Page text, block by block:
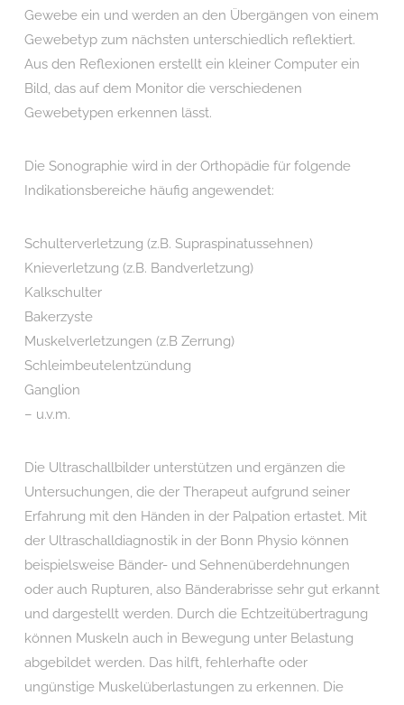
Gewebe ein und werden an den Übergängen von einem
Gewebetyp zum nächsten unterschiedlich reflektiert.
Aus den Reflexionen erstellt ein kleiner Computer ein
Bild, das auf dem Monitor die verschiedenen
Gewebetypen erkennen lässt.
Die Sonographie wird in der Orthopädie für folgende
Indikationsbereiche häufig angewendet:
Schulterverletzung (z.B. Supraspinatussehnen)
Knieverletzung (z.B. Bandverletzung)
Kalkschulter
Bakerzyste
Muskelverletzungen (z.B Zerrung)
Schleimbeutelentzündung
Ganglion
– u.v.m.
Die Ultraschallbilder unterstützen und ergänzen die
Untersuchungen, die der Therapeut aufgrund seiner
Erfahrung mit den Händen in der Palpation ertastet. Mit
der Ultraschalldiagnostik in der Bonn Physio können
beispielsweise Bänder- und Sehnenüberdehnungen
oder auch Rupturen, also Bänderabrisse sehr gut erkannt
und dargestellt werden. Durch die Echtzeitübertragung
können Muskeln auch in Bewegung unter Belastung
abgebildet werden. Das hilft, fehlerhafte oder
ungünstige Muskelüberlastungen zu erkennen. Die